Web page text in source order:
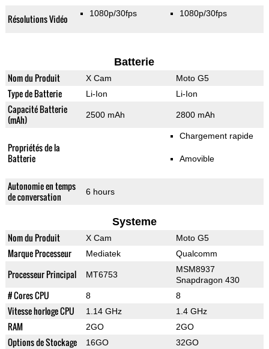
Résolutions Vidéo 1080p/30fps 1080p/30fps
Batterie
Nom du Produit X Cam Moto G5
Type de Batterie Li-Ion Li-Ion
Capacité Batterie
(mAh)
2500 mAh 2800 mAh
Propriétés de la
Batterie
Chargement rapide
Amovible
Autonomie en temps
de conversation
6 hours
Systeme
Nom du Produit X Cam Moto G5
Marque Processeur Mediatek Qualcomm
Processeur Principal MT6753
MSM8937
Snapdragon 430
# Cores CPU 8 8
Vitesse horloge CPU 1.14 GHz 1.4 GHz
RAM 2GO 2GO
Options de Stockage 16GO 32GO